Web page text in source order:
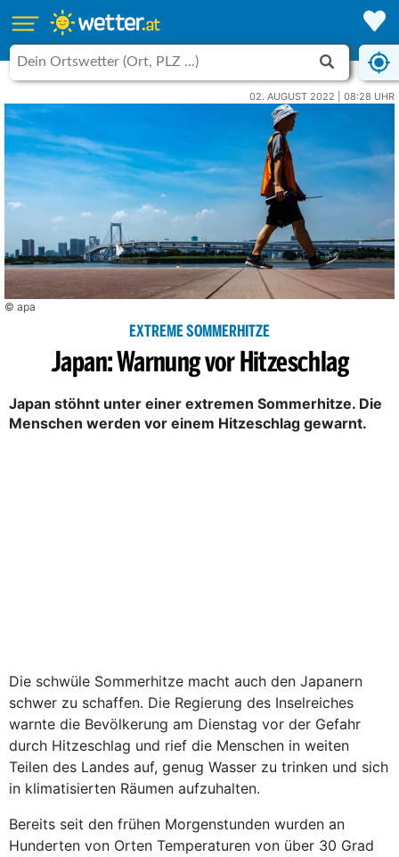
02. AUGUST 2022 | 08:28 UHR
© apa
EXTREME SOMMERHITZE
Japan: Warnung vor Hitzeschlag
Japan stöhnt unter einer extremen Sommerhitze. Die
Menschen werden vor einem Hitzeschlag gewarnt.
Die schwüle Sommerhitze macht auch den Japanern
schwer zu schaffen. Die Regierung des Inselreiches
warnte die Bevölkerung am Dienstag vor der Gefahr
durch Hitzeschlag und rief die Menschen in weiten
Teilen des Landes auf, genug Wasser zu trinken und sich
in klimatisierten Räumen aufzuhalten.
Bereits seit den frühen Morgenstunden wurden an
Hunderten von Orten Temperaturen von über 30 Grad